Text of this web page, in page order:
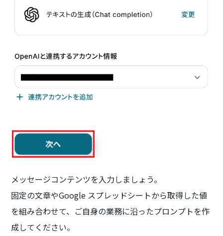
メッセージコンテンツを入力しましょう。
固定の文章やGoogle スプレッドシートから取得した値
を組み合わせて、ご自身の業務に沿ったプロンプトを作
成してください。